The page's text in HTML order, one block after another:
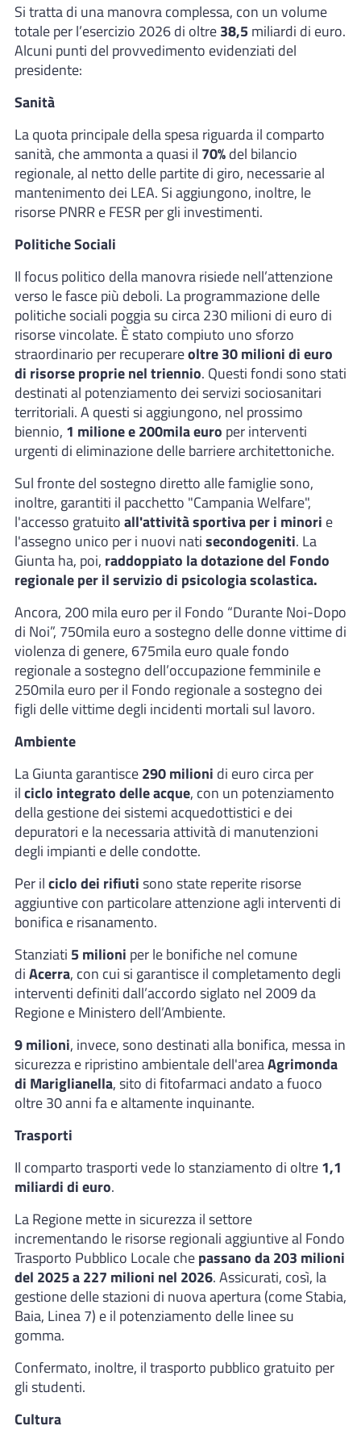
Si tratta di una manovra complessa, con un volume
totale per l’esercizio 2026 di oltre38,5miliardi di euro.
Alcuni punti del provvedimento evidenziati del
presidente:
Sanità
La quota principale della spesa riguarda il comparto
sanità, che ammonta a quasi il 70%del bilancio
regionale, al netto delle partite di giro, necessarie al
mantenimento dei LEA. Si aggiungono, inoltre, le
risorse PNRR e FESR per gli investimenti.
Politiche Sociali
Il focus politico della manovra risiede nell’attenzione
verso le fasce più deboli. La programmazione delle
politiche sociali poggia su circa 230 milioni di euro di
risorse vincolate. È stato compiuto uno sforzo
straordinario per recuperareoltre 30 milioni di euro
di risorse proprie nel triennio. Questi fondi sono stati
destinati al potenziamento dei servizi sociosanitari
territoriali. A questi si aggiungono, nel prossimo
biennio, 1 milione e 200mila euro per interventi
urgenti di eliminazione delle barriere architettoniche.
Sul fronte del sostegno diretto alle famiglie sono,
inoltre, garantiti il pacchetto "Campania Welfare",
l'accesso gratuitoall'attività sportiva per i minori e
l'assegno unico per i nuovi natisecondogeniti. La
Giunta ha, poi, raddoppiato la dotazione del Fondo
regionale per il servizio di psicologia scolastica.
Ancora, 200 mila euro per il Fondo “Durante Noi-Dopo
di Noi”, 750mila euro a sostegno delle donne vittime di
violenza di genere, 675mila euro quale fondo
regionale a sostegno dell’occupazione femminile e
250mila euro per il Fondo regionale a sostegno dei
figli delle vittime degli incidenti mortali sul lavoro.
Ambiente
La Giunta garantisce290 milioni di euro circa per
ilciclo integrato delle acque, con un potenziamento
della gestione dei sistemi acquedottistici e dei
depuratori e la necessaria attività di manutenzioni
degli impianti e delle condotte.
Per ilciclo dei rifiutisono state reperite risorse
aggiuntive con particolare attenzione agli interventi di
bonifica e risanamento.
Stanziati 5 milioni per le bonifiche nel comune
diAcerra, con cui si garantisce il completamento degli
interventi definiti dall’accordo siglato nel 2009 da
Regione e Ministero dell’Ambiente.
9 milioni, invece, sono destinati alla bonifica, messa in
sicurezza e ripristino ambientale dell'areaAgrimonda
di Mariglianella, sito di fitofarmaci andato a fuoco
oltre 30 anni fa e altamente inquinante.
Trasporti
Il comparto trasporti vede lo stanziamento di oltre1,1
miliardi di euro.
La Regione mette in sicurezza il settore
incrementando le risorse regionali aggiuntive al Fondo
Trasporto Pubblico Locale chepassano da 203 milioni
del 2025 a 227 milioni nel 2026. Assicurati, così, la
gestione delle stazioni di nuova apertura (come Stabia,
Baia, Linea 7) e il potenziamento delle linee su
gomma.
Confermato, inoltre, il trasporto pubblico gratuito per
gli studenti.
Cultura